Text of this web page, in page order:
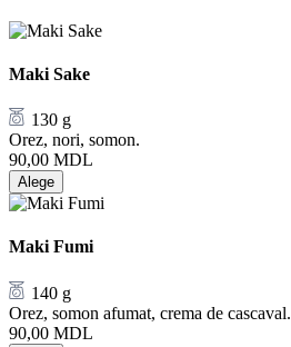
Maki Sake
130 g
Orez, nori, somon.
90,00 MDL
Alege
Maki Fumi
140 g
Orez, somon afumat, crema de cascaval.
90,00 MDL